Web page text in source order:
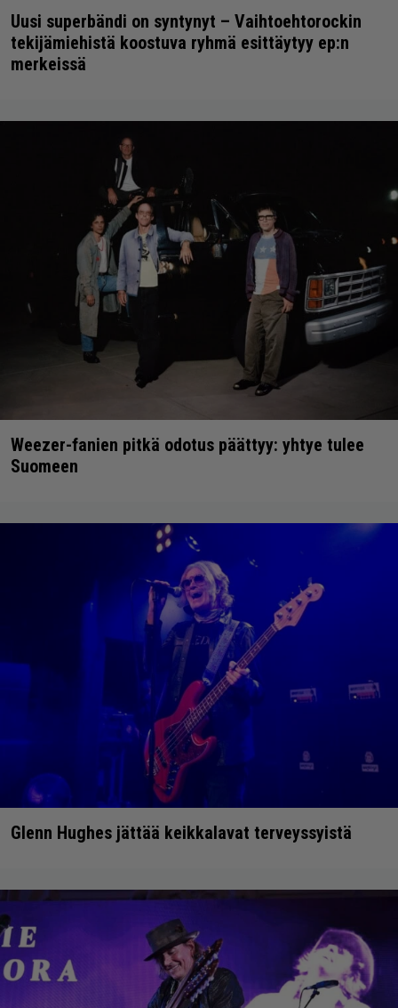
Uusi superbändi on syntynyt – Vaihtoehtorockin
tekijämiehistä koostuva ryhmä esittäytyy ep:n
merkeissä
Weezer-fanien pitkä odotus päättyy: yhtye tulee
Suomeen
Glenn Hughes jättää keikkalavat terveyssyistä